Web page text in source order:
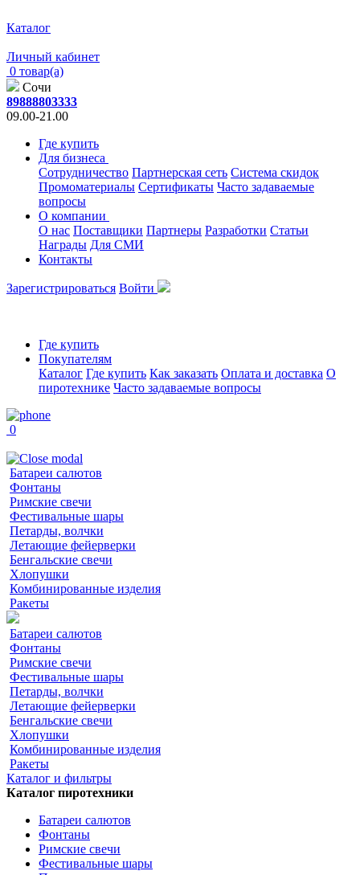
Каталог
Личный кабинет
0 товар(а)
Сочи
89888803333
09.00-21.00
Где купить
Для бизнеса
Сотрудничество Партнерская сеть Система скидок
Промоматериалы Сертификаты Часто задаваемые
вопросы
О компании
О нас Поставщики Партнеры Разработки Статьи
Награды Для СМИ
Контакты
Зарегистрироваться Войти
Где купить
Покупателям
Каталог Где купить Как заказать Оплата и доставка О
пиротехнике Часто задаваемые вопросы
0
Батареи салютов
Фонтаны
Римские свечи
Фестивальные шары
Петарды, волчки
Летающие фейерверки
Бенгальские свечи
Хлопушки
Комбинированные изделия
Ракеты
Батареи салютов
Фонтаны
Римские свечи
Фестивальные шары
Петарды, волчки
Летающие фейерверки
Бенгальские свечи
Хлопушки
Комбинированные изделия
Ракеты
Каталог и фильтры
Каталог пиротехники
Батареи салютов
Фонтаны
Римские свечи
Фестивальные шары